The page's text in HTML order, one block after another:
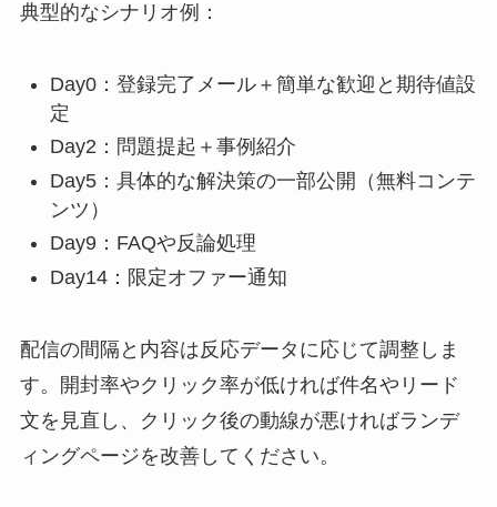
典型的なシナリオ例：
Day0：登録完了メール＋簡単な歓迎と期待値設
定
Day2：問題提起＋事例紹介
Day5：具体的な解決策の一部公開（無料コンテ
ンツ）
Day9：FAQや反論処理
Day14：限定オファー通知
配信の間隔と内容は反応データに応じて調整しま
す。開封率やクリック率が低ければ件名やリード
文を見直し、クリック後の動線が悪ければランデ
ィングページを改善してください。